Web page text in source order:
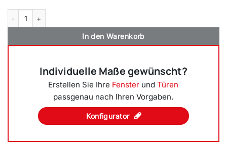
In den Warenkorb
Individuelle Maße gewünscht?
Erstellen Sie Ihre Fenster undTüren
passgenau nach Ihren Vorgaben.
Konfigurator